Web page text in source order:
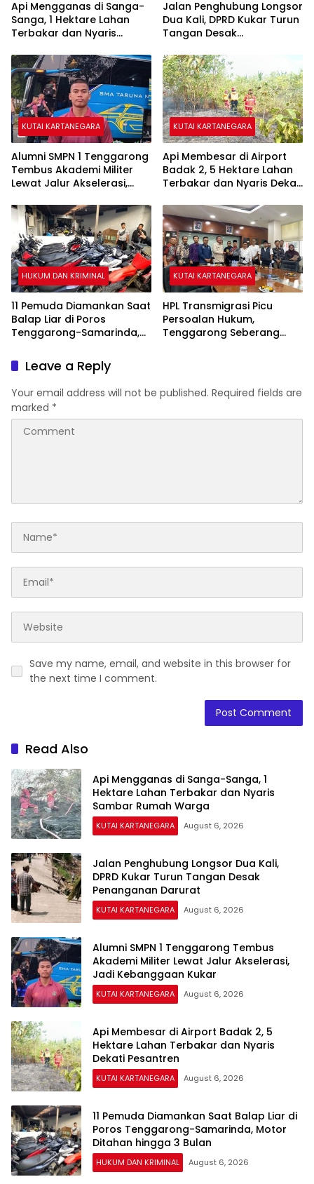
Api Mengganas di Sanga-
Sanga, 1 Hektare Lahan
Terbakar dan Nyaris
Jalan Penghubung Longsor
Dua Kali, DPRD Kukar Turun
Tangan Desak
KUTAI KARTANEGARA
Alumni SMPN 1 Tenggarong
Tembus Akademi Militer
Lewat Jalur Akselerasi,
KUTAI KARTANEGARA
Api Membesar di Airport
Badak 2, 5 Hektare Lahan
Terbakar dan Nyaris Dekati
HUKUM DAN KRIMINAL
11 Pemuda Diamankan Saat
Balap Liar di Poros
Tenggarong-Samarinda,
Bulan
KUTAI KARTANEGARA
HPL Transmigrasi Picu
Persoalan Hukum,
Tenggarong Seberang
Leave a Reply
Your email address will not be published. Required fields are
marked *
Save my name, email, and website in this browser for
the next time I comment.
Read Also
Api Mengganas di Sanga-Sanga, 1
Hektare Lahan Terbakar dan Nyaris
Sambar Rumah Warga
KUTAI KARTANEGARA August 6, 2026
Jalan Penghubung Longsor Dua Kali,
DPRD Kukar Turun Tangan Desak
Penanganan Darurat
KUTAI KARTANEGARA August 6, 2026
Alumni SMPN 1 Tenggarong Tembus
Akademi Militer Lewat Jalur Akselerasi,
Jadi Kebanggaan Kukar
KUTAI KARTANEGARA August 6, 2026
Api Membesar di Airport Badak 2, 5
Hektare Lahan Terbakar dan Nyaris
Dekati Pesantren
KUTAI KARTANEGARA August 6, 2026
11 Pemuda Diamankan Saat Balap Liar di
Poros Tenggarong-Samarinda, Motor
Ditahan hingga 3 Bulan
HUKUM DAN KRIMINAL August 6, 2026